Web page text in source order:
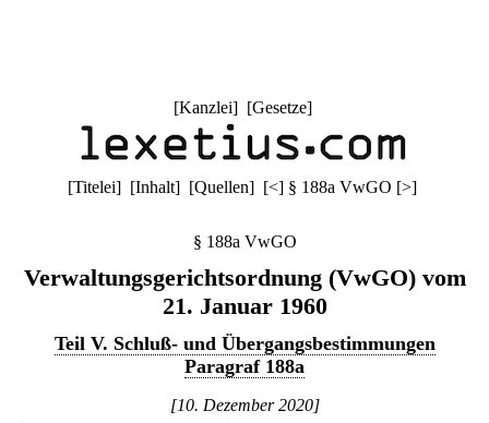
[Kanzlei] [Gesetze]
[Titelei] [Inhalt] [Quellen] [<] § 188a VwGO [>]
§ 188a VwGO
Verwaltungsgerichtsordnung (VwGO) vom
21. Januar 1960
Teil V. Schluß- und Übergangsbestimmungen
Paragraf 188a
[10. Dezember 2020]